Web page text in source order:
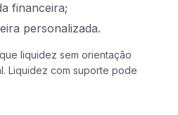
financeira;
personalizada.
liquidez sem orientação
Liquidez com suporte pode